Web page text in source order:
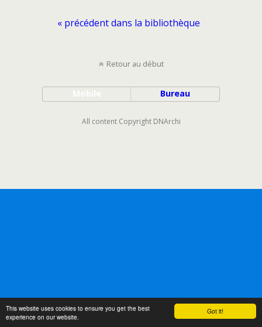
Got it!
This website uses cookies to ensure you get the best
experience on our website.
« précédent dans la bibliothèque
Retour au début
Bureau
All content Copyright DNArchi